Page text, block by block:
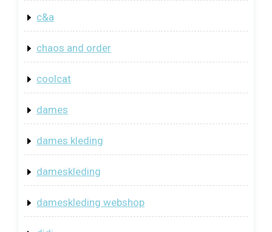
c&a
chaos and order
coolcat
dames
dames kleding
dameskleding
dameskleding webshop